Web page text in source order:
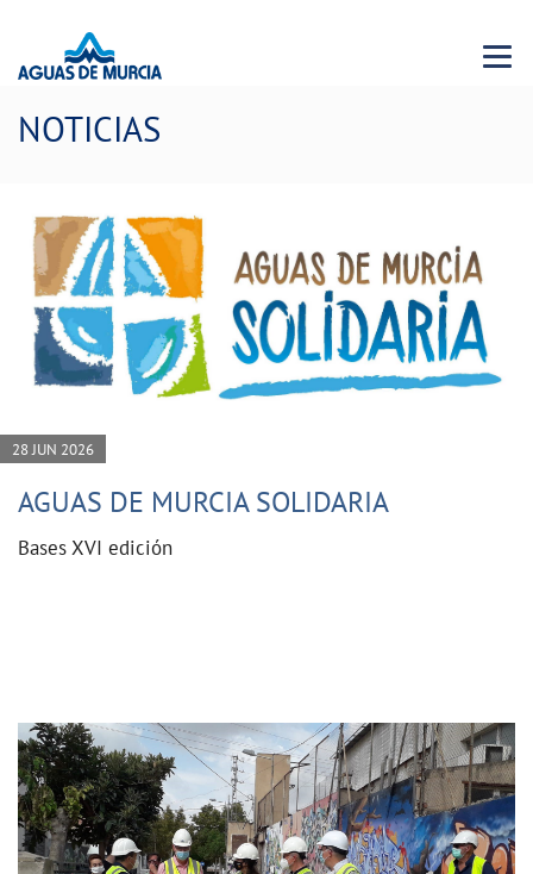
Menu
NOTICIAS
28 JUN 2026
AGUAS DE MURCIA SOLIDARIA
Bases XVI edición